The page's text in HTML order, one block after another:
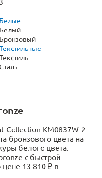
3
Белые
Белый
Бронзовый
Текстильные
Текстиль
Сталь
Collection KM0837W-2
бронзового цвета на
белого цвета.
с быстрой
цене 13 810 ₽ в